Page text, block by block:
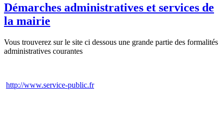
Démarches administratives et services de
la mairie
Vous trouverez sur le site ci dessous une grande partie des formalités
administratives courantes
http://www.service-public.fr